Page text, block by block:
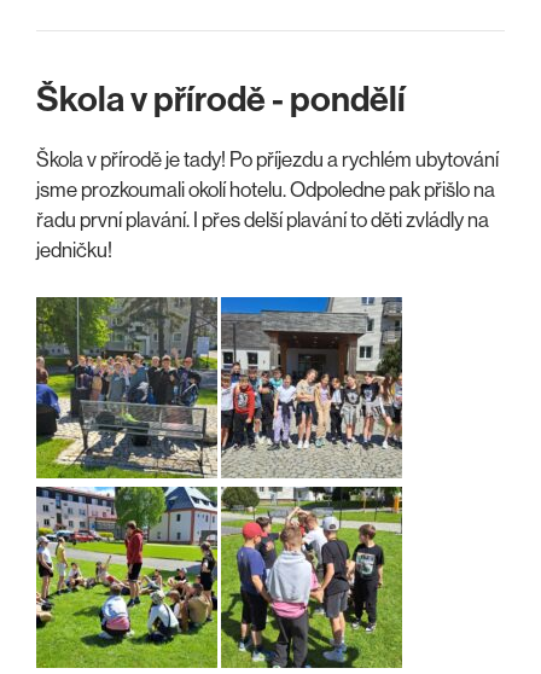
Škola v přírodě - pondělí
Škola v přírodě je tady! Po příjezdu a rychlém ubytování
jsme prozkoumali okolí hotelu. Odpoledne pak přišlo na
řadu první plavání. I přes delší plavání to děti zvládly na
jedničku!